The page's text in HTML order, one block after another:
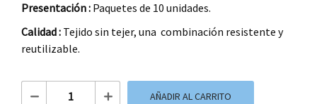
Presentación : Paquetes de 10 unidades.
Calidad : Tejido sin tejer, una combinación resistente y
reutilizable.
Mochila Tejido Fucsia Estrellas cantidad
AÑADIR AL CARRITO